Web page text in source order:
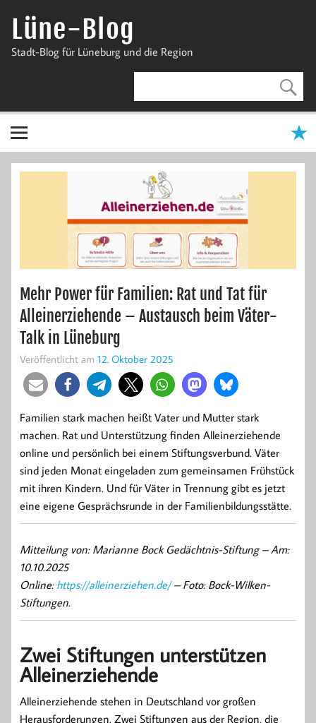
InhaltLüne-Blog
Stadt-Blog für Lüneburg und die Region
Mehr Power für Familien: Rat und Tat für
Alleinerziehende – Austausch beim Väter-
Talk in Lüneburg
Veröffentlicht am 12. Oktober 2025
Familien stark machen heißt Vater und Mutter stark
machen. Rat und Unterstützung finden Alleinerziehende
online und persönlich bei einem Stiftungsverbund. Väter
sind jeden Monat eingeladen zum gemeinsamen Frühstück
mit ihren Kindern. Und für Väter in Trennung gibt es jetzt
eine eigene Gesprächsrunde in der Familienbildungsstätte.
Mitteilung von: Marianne Bock Gedächtnis-Stiftung –Am:
10.10.2025
Online: https://alleinerziehen.de/– Foto: Bock-Wilken-
Stiftungen.
Zwei Stiftungen unterstützen
Alleinerziehende
Alleinerziehende stehen in Deutschland vor großen
Herausforderungen. Zwei Stiftungen aus der Region, die